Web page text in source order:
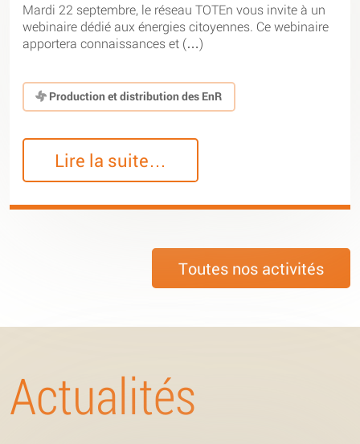
Mardi 22 septembre, le réseau TOTEn vous invite à un
webinaire dédié aux énergies citoyennes. Ce webinaire
apportera connaissances et (…)
Production et distribution des EnR
Lire la suite…
Toutes nos activités
Actualités